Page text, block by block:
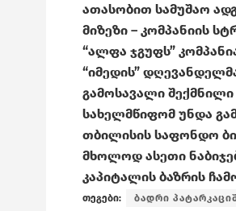
ათასობით სამუშაო
მიზეზი – კომპანიის
“ალფა ჯგუფს”
“იმედის”
გამოსავალი
სახელმწიფომ უნდა
თბილისის საფონდო
მხოლოდ ასეთი
კაპიტალის ბაზრის
თეგები: ბადრი